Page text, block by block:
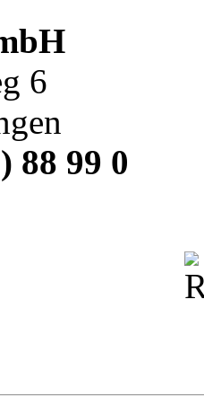
6
88 99 0